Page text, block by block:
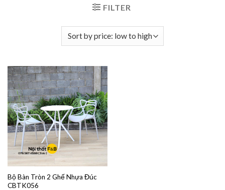
FILTER
Bộ Bàn Tròn 2 Ghế Nhựa Đúc
CBTK056